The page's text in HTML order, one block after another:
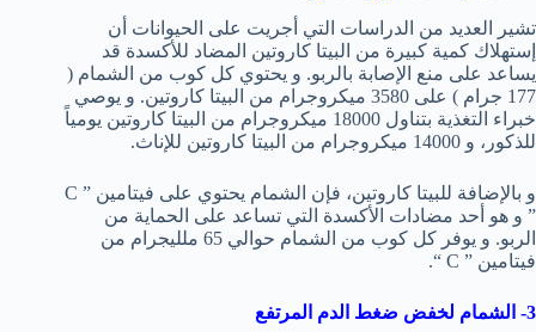
تشير العديد من الدراسات التي أجريت على الحيوانات أن
إستهلاك كمية كبيرة من البيتا كاروتين المضاد للأكسدة قد
يساعد على منع الإصابة بالربو. و يحتوي كل كوب من الشمام (
177 جرام ) على 3580 ميكروجرام من البيتا كاروتين. و يوصي
خبراء التغذية بتناول 18000 ميكروجرام من البيتا كاروتين يومياً
للذكور، و 14000 ميكروجرام من البيتا كاروتين للإناث.
و بالإضافة للبيتا كاروتين، فإن الشمام يحتوي على فيتامين ” C
” و هو أحد مضادات الأكسدة التي تساعد على الحماية من
الربو. و يوفر كل كوب من الشمام حوالي 65 ملليجرام من
فيتامين ” C “.
3- الشمام لخفض ضغط الدم المرتفع